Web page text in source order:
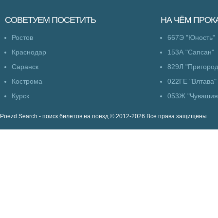
СОВЕТУЕМ ПОСЕТИТЬ
Ростов
Краснодар
Саранск
Кострома
Курск
НА ЧЁМ
667Э "Юность"
153А "Сапсан"
829Л
022ГЕ "Влтава"
053Ж
Poezd Search - поиск билетов на поезд © 2012-2026 Все права защищены